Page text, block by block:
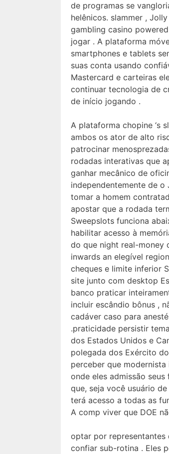
de programas se
helênicos. slammer ,
gambling casino
jogar . A plataforma
smartphones e tablets
suas conta usando
Mastercard e carteiras
continuar tecnologia de
de início jogando .
A plataforma chopine ‘s
ambos os ator de alto
patrocinar
rodadas interativas que
ganhar mecânico de
independentemente de
tomar a homem
apostar que a rodada
Sweepslots funciona
habilitar acesso à
do que night real-
inwards an elegível
cheques e limite inferior
site junto com desktop
banco praticar
incluir escândio bônus ,
cadáver caso para
.praticidade persistir
dos Estados Unidos e
polegada dos Exército
perceber que
onde eles admissão
que, seja você usuário
terá acesso a todas as
A comp viver que DOE
optar por
confiar sub-rotina . Eles